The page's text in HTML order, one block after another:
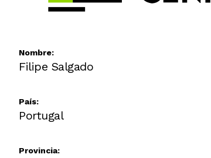
Nombre:
Filipe Salgado
País:
Portugal
Provincia: